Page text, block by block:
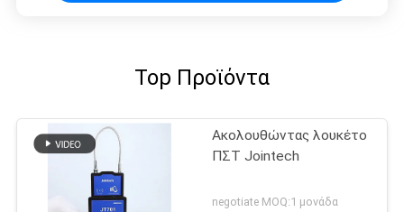
Top Προϊόντα
Ακολουθώντας λουκέτο
ΠΣΤ Jointech
negotiate MOQ:1 μονάδα